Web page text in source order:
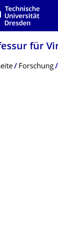
für
Menü
Forschung